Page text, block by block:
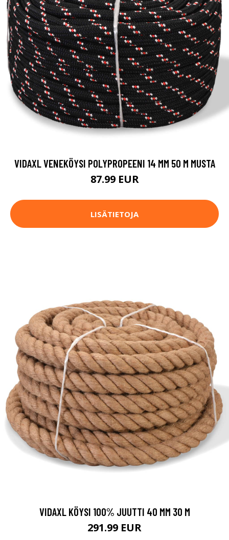
VIDAXL VENEKÖYSI POLYPROPEENI 14 MM 50 M MUSTA
87.99 EUR
LISÄTIETOJA
VIDAXL KÖYSI 100% JUUTTI 40 MM 30 M
291.99 EUR